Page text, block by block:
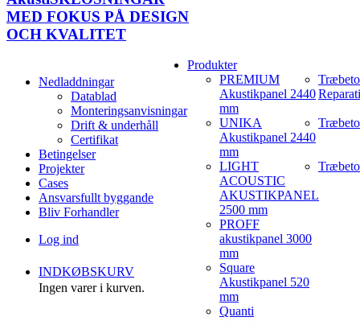
Nedladdningar
Datablad
Monteringsanvisningar
Drift & underhåll
Certifikat
Betingelser
Projekter
Cases
Ansvarsfullt byggande
Bliv Forhandler
Log ind
INDKØBSKURV
Ingen varer i kurven.
Produkter
PREMIUM
Akustikpanel 2440
mm
UNIKA
Akustikpanel 2440
mm
LIGHT
ACOUSTIC
AKUSTIKPANEL
2500 mm
PROFF
akustikpanel 3000
mm
Square
Akustikpanel 520
mm
Quanti